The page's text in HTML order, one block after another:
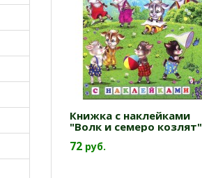
Книжка с наклейками
"Волк и семеро козлят"
72 руб.